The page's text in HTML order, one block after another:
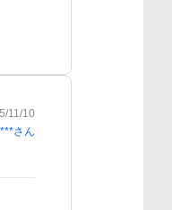
11/10
さん